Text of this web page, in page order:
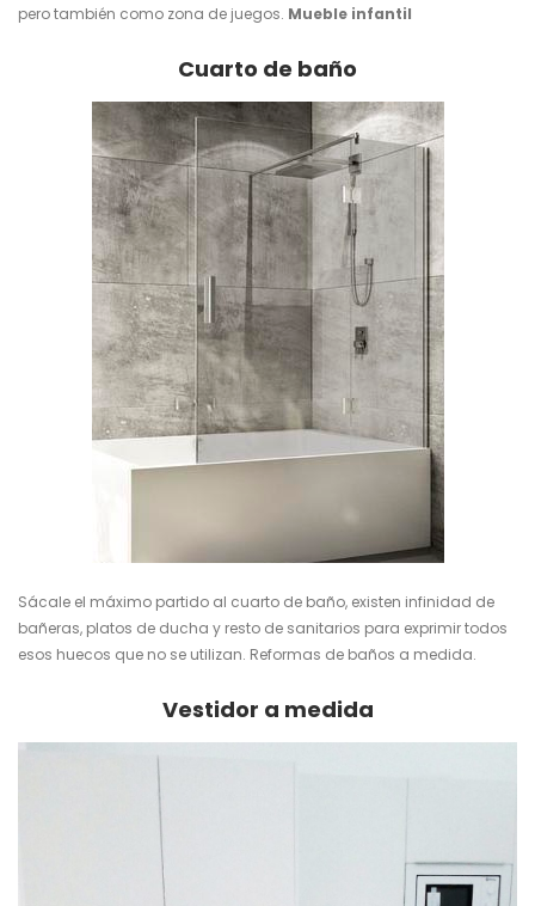
pero también como zona de juegos. Mueble infantil
Cuarto de baño
Sácale el máximo partido al cuarto de baño, existen infinidad de
bañeras, platos de ducha y resto de sanitarios para exprimir todos
esos huecos que no se utilizan. Reformas de baños a medida.
Vestidor a medida